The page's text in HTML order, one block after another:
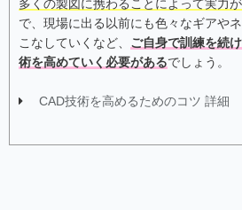
多くの製図に携わることによって実力
で、現場に出る以前にも色々なギアや
こなしていくなど、 ご自身で訓練を続
術を高めていく必要があるでしょう。
CAD技術を高めるためのコツ 詳細